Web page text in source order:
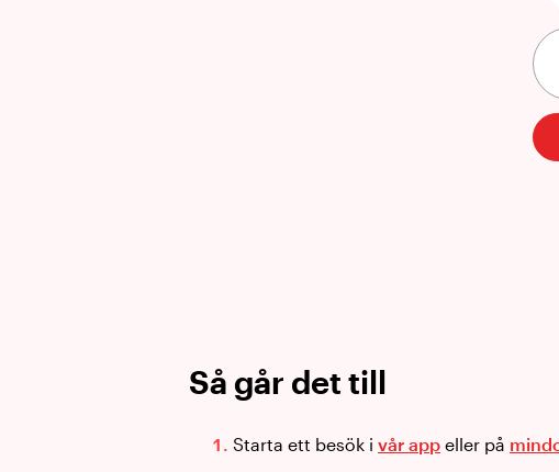
Så går det till
Starta ett besök i vår app eller på